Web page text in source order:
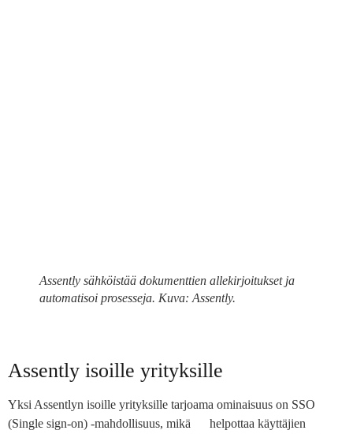
Assently sähköistää dokumenttien allekirjoitukset ja
automatisoi prosesseja. Kuva: Assently.
Assently isoille yrityksille
Yksi Assentlyn isoille yrityksille tarjoama ominaisuus on SSO
(Single sign-on) -mahdollisuus, mikä helpottaa käyttäjien